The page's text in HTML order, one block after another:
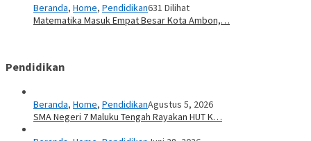
Beranda, Home, Pendidikan631 Dilihat
Matematika Masuk Empat Besar Kota Ambon,…
Pendidikan
Beranda, Home, PendidikanAgustus 5, 2026
SMA Negeri 7 Maluku Tengah Rayakan HUT K…